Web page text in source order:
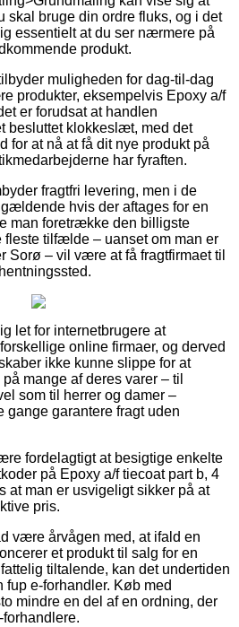
bruge din ordre fluks, og i det
essentielt at du ser nærmere på
produkt.
muligheden for dag-til-dag
produkter, eksempelvis Epoxy a/f
er forudsat at handlen
besluttet klokkeslæt, med det
for at nå at få dit nye produkt på
har fyraften.
fragtfri levering, men i de
hvis der aftages for en
man foretrække den billigste
fleste tilfælde – uanset om man er
Sorø – vil være at få fragtfirmaet til
let for internetbrugere at
online firmaer, og derved
ikke kunne slippe for at
mange af deres varer – til
som til herrer og damer –
gange garantere fragt uden
fordelagtigt at besigtige enkelte
på Epoxy a/f tiecoat part b, 4
at man er usvigeligt sikker på at
pris.
være årvågen med, at ifald en
et produkt til salg for en
tiltalende, kan det undertiden
e-forhandler. Køb med
mindre en del af en ordning, der